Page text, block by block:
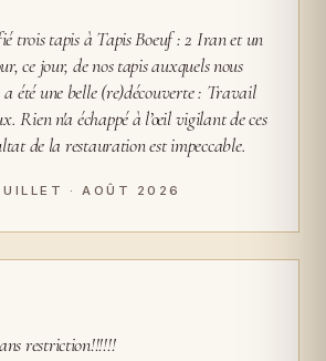
trois tapis à Tapis Boeuf : 2 Iran et un
ce jour, de nos tapis auxquels nous
a été une belle (re)découverte : Travail
Rien n'a échappé à l’œil vigilant de ces
de la restauration est impeccable.
· AOÛT 2026
restriction!!!!!!